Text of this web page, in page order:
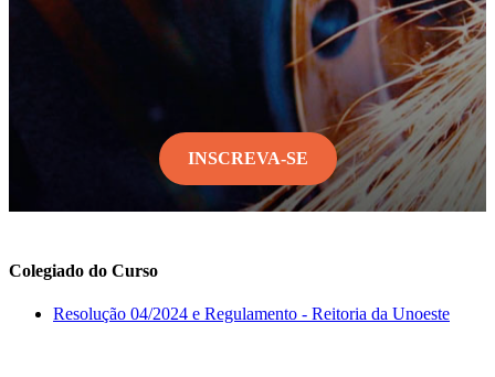
INSCREVA-SE
Colegiado do Curso
Resolução 04/2024 e Regulamento - Reitoria da Unoeste